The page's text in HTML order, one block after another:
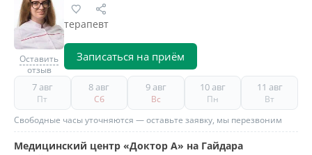
Оставить
отзыв
терапевт
Записаться на приём
7 авг
Пт
8 авг
Сб
9 авг
Вс
10 авг
Пн
11 авг
Вт
Свободные часы уточняются — оставьте заявку, мы перезвоним
Медицинский центр «Доктор А» на Гайдара